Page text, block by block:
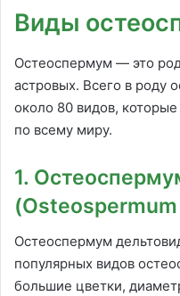
Виды
Остеоспермум — это
астровых. Всего в роду
около 80 видов,
по всему миру.
1.
Остеоспермум
популярных видов
большие цветки,